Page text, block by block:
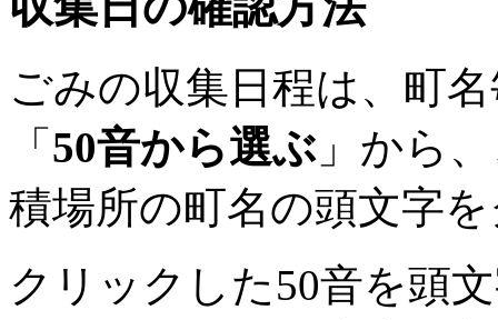
ごみの収集日程は、町
「 50音から選ぶ 」から
積場所の町名の頭文字
クリックした50音を頭